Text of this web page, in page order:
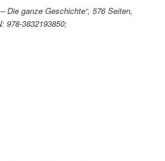
Die ganze Geschichte“, 576 Seiten,
978-3832193850;